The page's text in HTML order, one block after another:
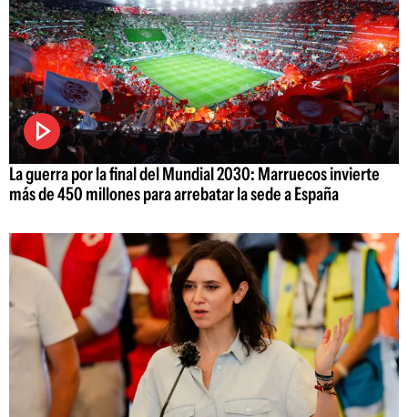
La guerra por la final del Mundial 2030: Marruecos invierte
más de 450 millones para arrebatar la sede a España